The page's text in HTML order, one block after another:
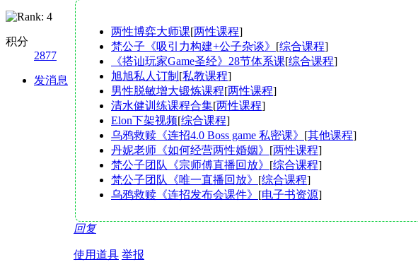
积分
2877
发消息
两性博弈大师课[两性课程]
梵公子《吸引力构建+公子杂谈》 [综合课程]
《搭讪玩家Game圣经》28节体系课[综合课程]
旭旭私人订制 [私教课程]
男性脱敏增大锻炼课程[两性课程]
清水健训练课程合集[两性课程]
Elon下架视频[综合课程]
乌鸦救赎《连招4.0 Boss game 私密课》 [其他课程]
丹妮老师《如何经营两性婚姻》 [两性课程]
梵公子团队《宗师傅直播回放》 [综合课程]
梵公子团队《唯一直播回放》 [综合课程]
乌鸦救赎《连招发布会课件》 [电子书资源]
回复
使用道具 举报